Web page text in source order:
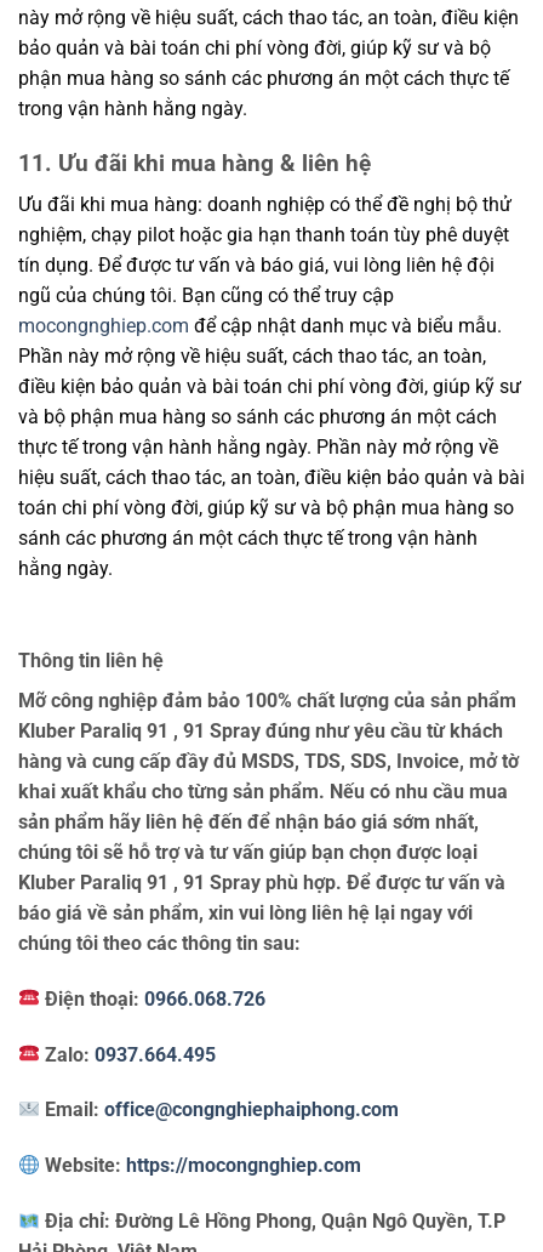
này mở rộng về hiệu suất, cách thao tác, an toàn, điều kiện
bảo quản và bài toán chi phí vòng đời, giúp kỹ sư và bộ
phận mua hàng so sánh các phương án một cách thực tế
trong vận hành hằng ngày.
11. Ưu đãi khi mua hàng & liên hệ
Ưu đãi khi mua hàng: doanh nghiệp có thể đề nghị bộ thử
nghiệm, chạy pilot hoặc gia hạn thanh toán tùy phê duyệt
tín dụng. Để được tư vấn và báo giá, vui lòng liên hệ đội
ngũ của chúng tôi. Bạn cũng có thể truy cập
mocongnghiep.com để cập nhật danh mục và biểu mẫu.
Phần này mở rộng về hiệu suất, cách thao tác, an toàn,
điều kiện bảo quản và bài toán chi phí vòng đời, giúp kỹ sư
và bộ phận mua hàng so sánh các phương án một cách
thực tế trong vận hành hằng ngày. Phần này mở rộng về
hiệu suất, cách thao tác, an toàn, điều kiện bảo quản và bài
toán chi phí vòng đời, giúp kỹ sư và bộ phận mua hàng so
sánh các phương án một cách thực tế trong vận hành
hằng ngày.
Thông tin liên hệ
Mỡ công nghiệp đảm bảo 100% chất lượng của sản phẩm
Kluber Paraliq 91 , 91 Spray đúng như yêu cầu từ khách
hàng và cung cấp đầy đủ MSDS, TDS, SDS, Invoice, mở tờ
khai xuất khẩu cho từng sản phẩm. Nếu có nhu cầu mua
sản phẩm hãy liên hệ đến để nhận báo giá sớm nhất,
chúng tôi sẽ hỗ trợ và tư vấn giúp bạn chọn được loại
Kluber Paraliq 91 , 91 Spray phù hợp. Để được tư vấn và
báo giá về sản phẩm, xin vui lòng liên hệ lại ngay với
chúng tôi theo các thông tin sau:
Điện thoại:0966.068.726
Zalo:0937.664.495
Email:office@congnghiephaiphong.com
Website: https://mocongnghiep.com
Địa chỉ:Đường Lê Hồng Phong, Quận Ngô Quyền, T.P